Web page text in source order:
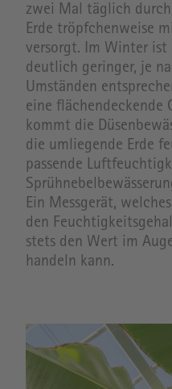
zwei Mal täglich
Erde tröpfchenweise
versorgt. Im Winter ist
deutlich geringer, je
Umständen
eine flächendeckende
kommt die
die umliegende Erde
passende
Ein Messgerät,
den
stets den Wert im
handeln kann.
Image